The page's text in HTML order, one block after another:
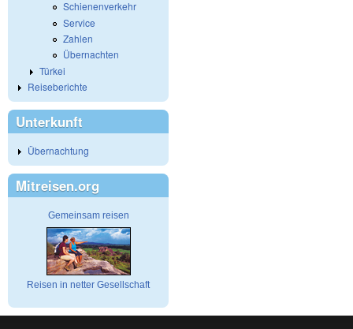
Schienenverkehr
Service
Zahlen
Übernachten
Türkei
Reiseberichte
Unterkunft
Übernachtung
Mitreisen.org
Gemeinsam reisen
Reisen in netter Gesellschaft